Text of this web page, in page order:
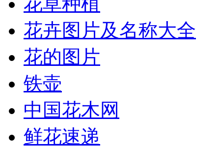
花卉图片及名称大全
花的图片
铁壶
中国花木网
鲜花速递